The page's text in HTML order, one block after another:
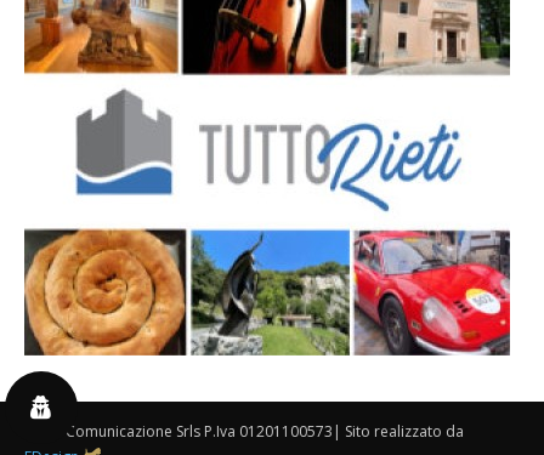
By 3P Comunicazione Srls P.Iva 01201100573| Sito realizzato da